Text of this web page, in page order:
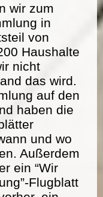
wir zum
in
von
Haushalte
nicht
das wird.
auf den
haben die
und wo
Außerdem
ein “Wir
Flugblatt